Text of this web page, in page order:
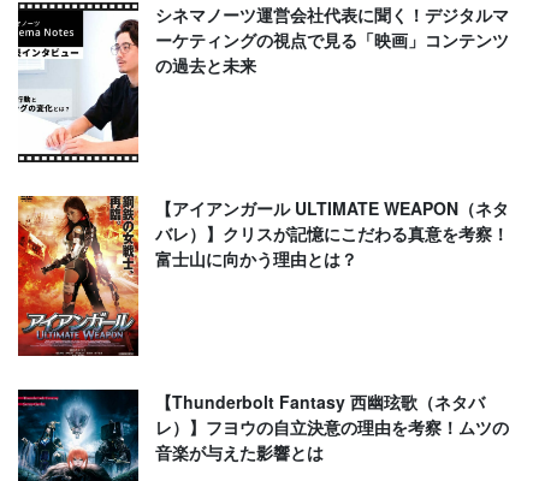
シネマノーツ運営会社代表に聞く！デジタルマ
ーケティングの視点で見る「映画」コンテンツ
の過去と未来
【アイアンガール ULTIMATE WEAPON（ネタ
バレ）】クリスが記憶にこだわる真意を考察！
富士山に向かう理由とは？
【Thunderbolt Fantasy 西幽玹歌（ネタバ
レ）】フヨウの自立決意の理由を考察！ムツの
音楽が与えた影響とは